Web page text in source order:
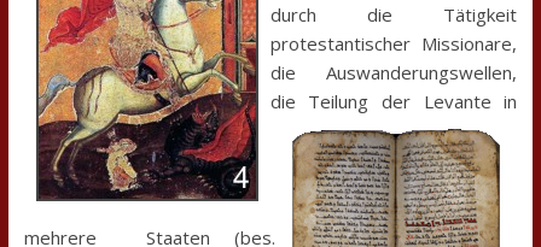
durch die Tätigkeit
protestantischer Missionare,
die Auswanderungswellen,
die Teilung der Levante in
mehrere Staaten (bes.